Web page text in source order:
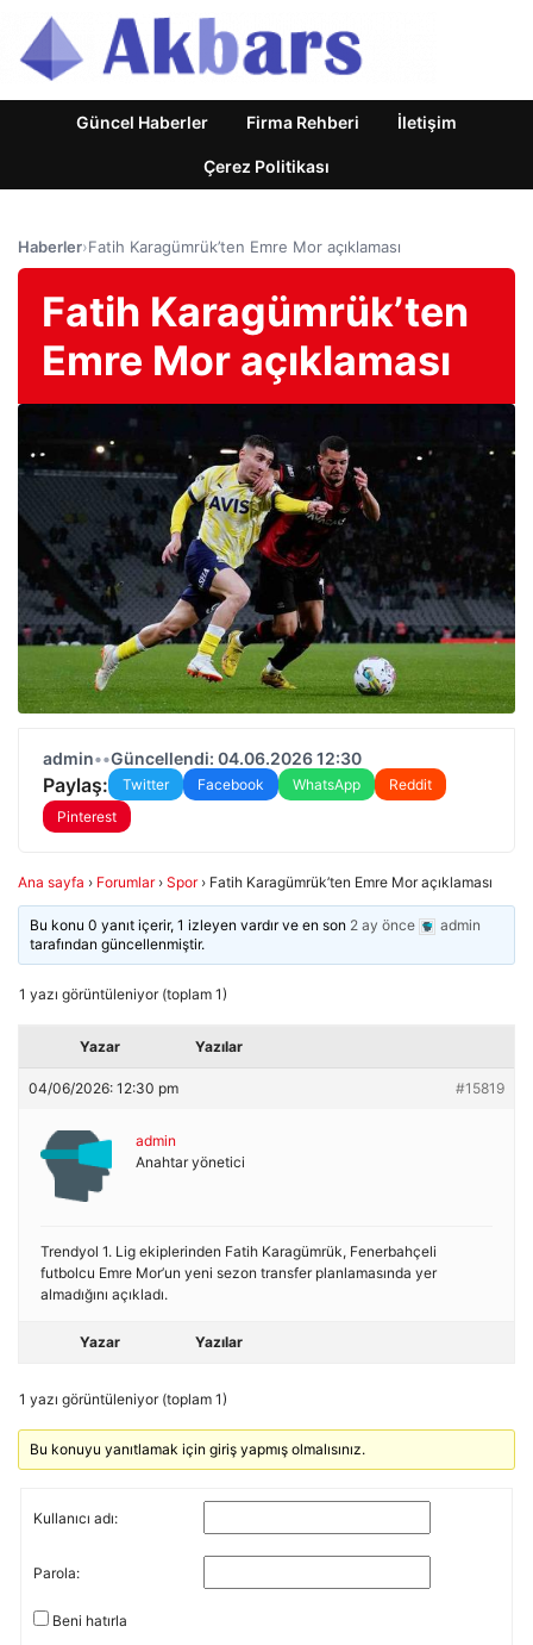
Güncel Haberler Firma Rehberi İletişim
Çerez Politikası
Haberler›Fatih Karagümrük’ten Emre Mor açıklaması
Fatih Karagümrük’ten
Emre Mor açıklaması
admin••Güncellendi: 04.06.2026 12:30
Paylaş: Twitter Facebook WhatsApp
Reddit
Pinterest
Ana sayfa › Forumlar › Spor › Fatih Karagümrük’ten Emre Mor açıklaması
Bu konu 0 yanıt içerir, 1 izleyen vardır ve en son 2 ay önce
admin
tarafından güncellenmiştir.
1 yazı görüntüleniyor (toplam 1)
Yazar Yazılar
04/06/2026: 12:30 pm #15819
admin
Anahtar yönetici
Trendyol 1. Lig ekiplerinden Fatih Karagümrük, Fenerbahçeli
futbolcu Emre Mor’un yeni sezon transfer planlamasında yer
almadığını açıkladı.
Yazar Yazılar
1 yazı görüntüleniyor (toplam 1)
Bu konuyu yanıtlamak için giriş yapmış olmalısınız.
Kullanıcı adı:
Parola:
Beni hatırla